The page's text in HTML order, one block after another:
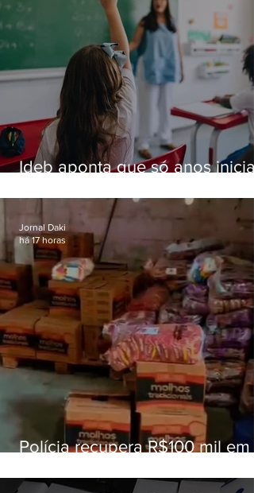
Ideb aponta que só anos
educação
Polícia recupera R$100 mil em
Fluminense
Jornal Daki
há 17 horas